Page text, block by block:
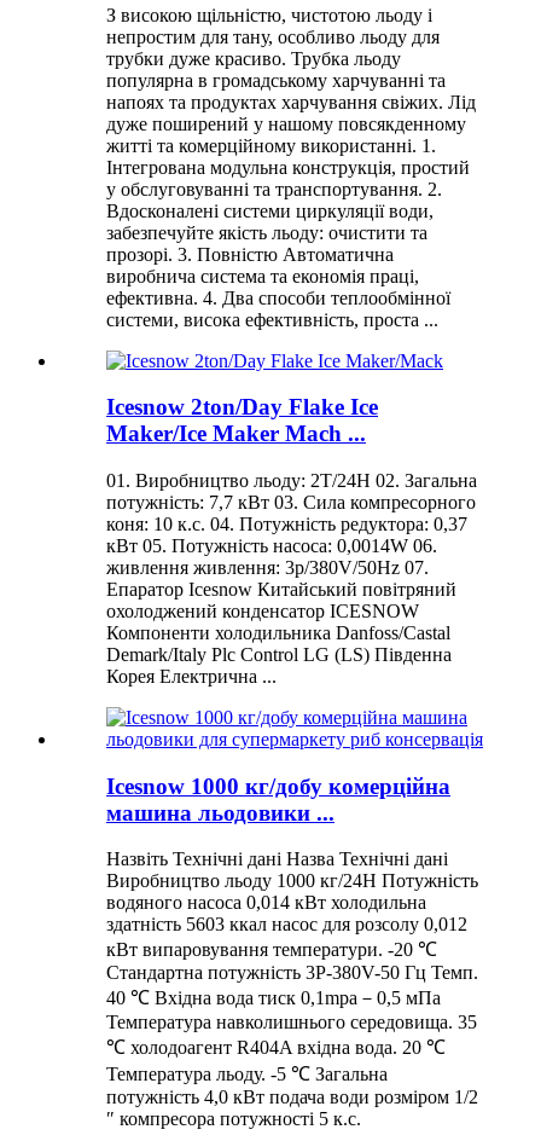
З високою щільністю, чистотою льоду і
непростим для тану, особливо льоду для
трубки дуже красиво. Трубка льоду
популярна в громадському харчуванні та
напоях та продуктах харчування свіжих. Лід
дуже поширений у нашому повсякденному
житті та комерційному використанні. 1.
Інтегрована модульна конструкція, простий
у обслуговуванні та транспортування. 2.
Вдосконалені системи циркуляції води,
забезпечуйте якість льоду: очистити та
прозорі. 3. Повністю Автоматична
виробнича система та економія праці,
ефективна. 4. Два способи теплообмінної
системи, висока ефективність, проста ...
Icesnow 2ton/Day Flake Ice
Maker/Ice Maker Mach ...
01. Виробництво льоду: 2T/24H 02. Загальна
потужність: 7,7 кВт 03. Сила компресорного
коня: 10 к.с. 04. Потужність редуктора: 0,37
кВт 05. Потужність насоса: 0,0014W 06.
живлення живлення: 3p/380V/50Hz 07.
Епаратор Icesnow Китайський повітряний
охолоджений конденсатор ICESNOW
Компоненти холодильника Danfoss/Castal
Demark/Italy Plc Control LG (LS) Південна
Корея Електрична ...
Icesnow 1000 кг/добу комерційна
машина льодовики ...
Назвіть Технічні дані Назва Технічні дані
Виробництво льоду 1000 кг/24H Потужність
водяного насоса 0,014 кВт холодильна
здатність 5603 ккал насос для розсолу 0,012
кВт випаровування температури. -20 ℃
Стандартна потужність 3P-380V-50 Гц Темп.
40 ℃ Вхідна вода тиск 0,1mpa－0,5 мПа
Температура навколишнього середовища. 35
℃ холодоагент R404A вхідна вода. 20 ℃
Температура льоду. -5 ℃ Загальна
потужність 4,0 кВт подача води розміром 1/2
″ компресора потужності 5 к.с.